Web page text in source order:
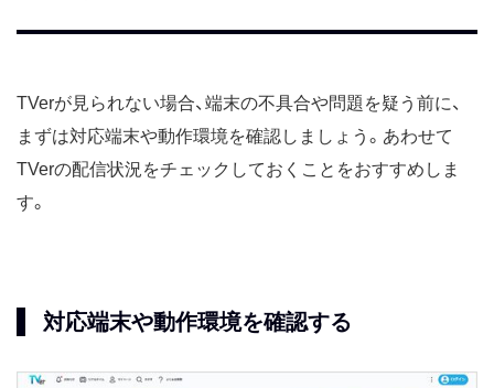
TVerが見られない場合、端末の不具合や問題を疑う前に、
まずは対応端末や動作環境を確認しましょう。あわせて
TVerの配信状況をチェックしておくことをおすすめしま
す。
対応端末や動作環境を確認する